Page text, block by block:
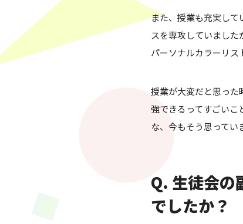
また、授業も充実して
スを専攻していまし
パーソナルカラーリス
授業が大変だと思った
強できるってすごいこ
な、今もそう思ってい
Q. 生徒会の
でしたか？
なったが、パンフレットをひと
通り読み終えた。 後日、職員の
方に…